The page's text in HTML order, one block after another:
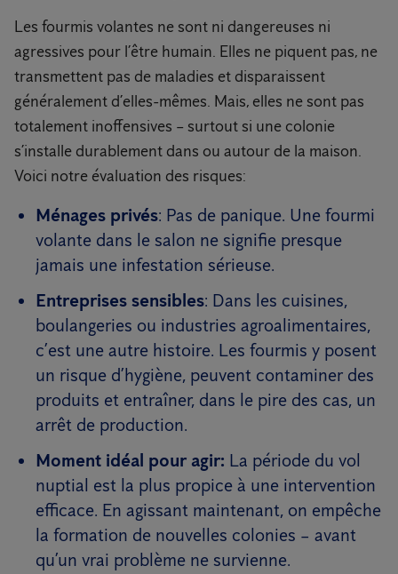
Les fourmis volantes ne sont ni dangereuses ni
agressives pour l’être humain. Elles ne piquent pas, ne
transmettent pas de maladies et disparaissent
généralement d’elles-mêmes. Mais, elles ne sont pas
totalement inoffensives – surtout si une colonie
s’installe durablement dans ou autour de la maison.
Voici notre évaluation des risques:
Ménages privés: Pas de panique. Une fourmi
volante dans le salon ne signifie presque
jamais une infestation sérieuse.
Entreprises sensibles: Dans les cuisines,
boulangeries ou industries agroalimentaires,
c’est une autre histoire. Les fourmis y posent
un risque d’hygiène, peuvent contaminer des
produits et entraîner, dans le pire des cas, un
arrêt de production.
Moment idéal pour agir: La période du vol
nuptial est la plus propice à une intervention
efficace. En agissant maintenant, on empêche
la formation de nouvelles colonies – avant
qu’un vrai problème ne survienne.